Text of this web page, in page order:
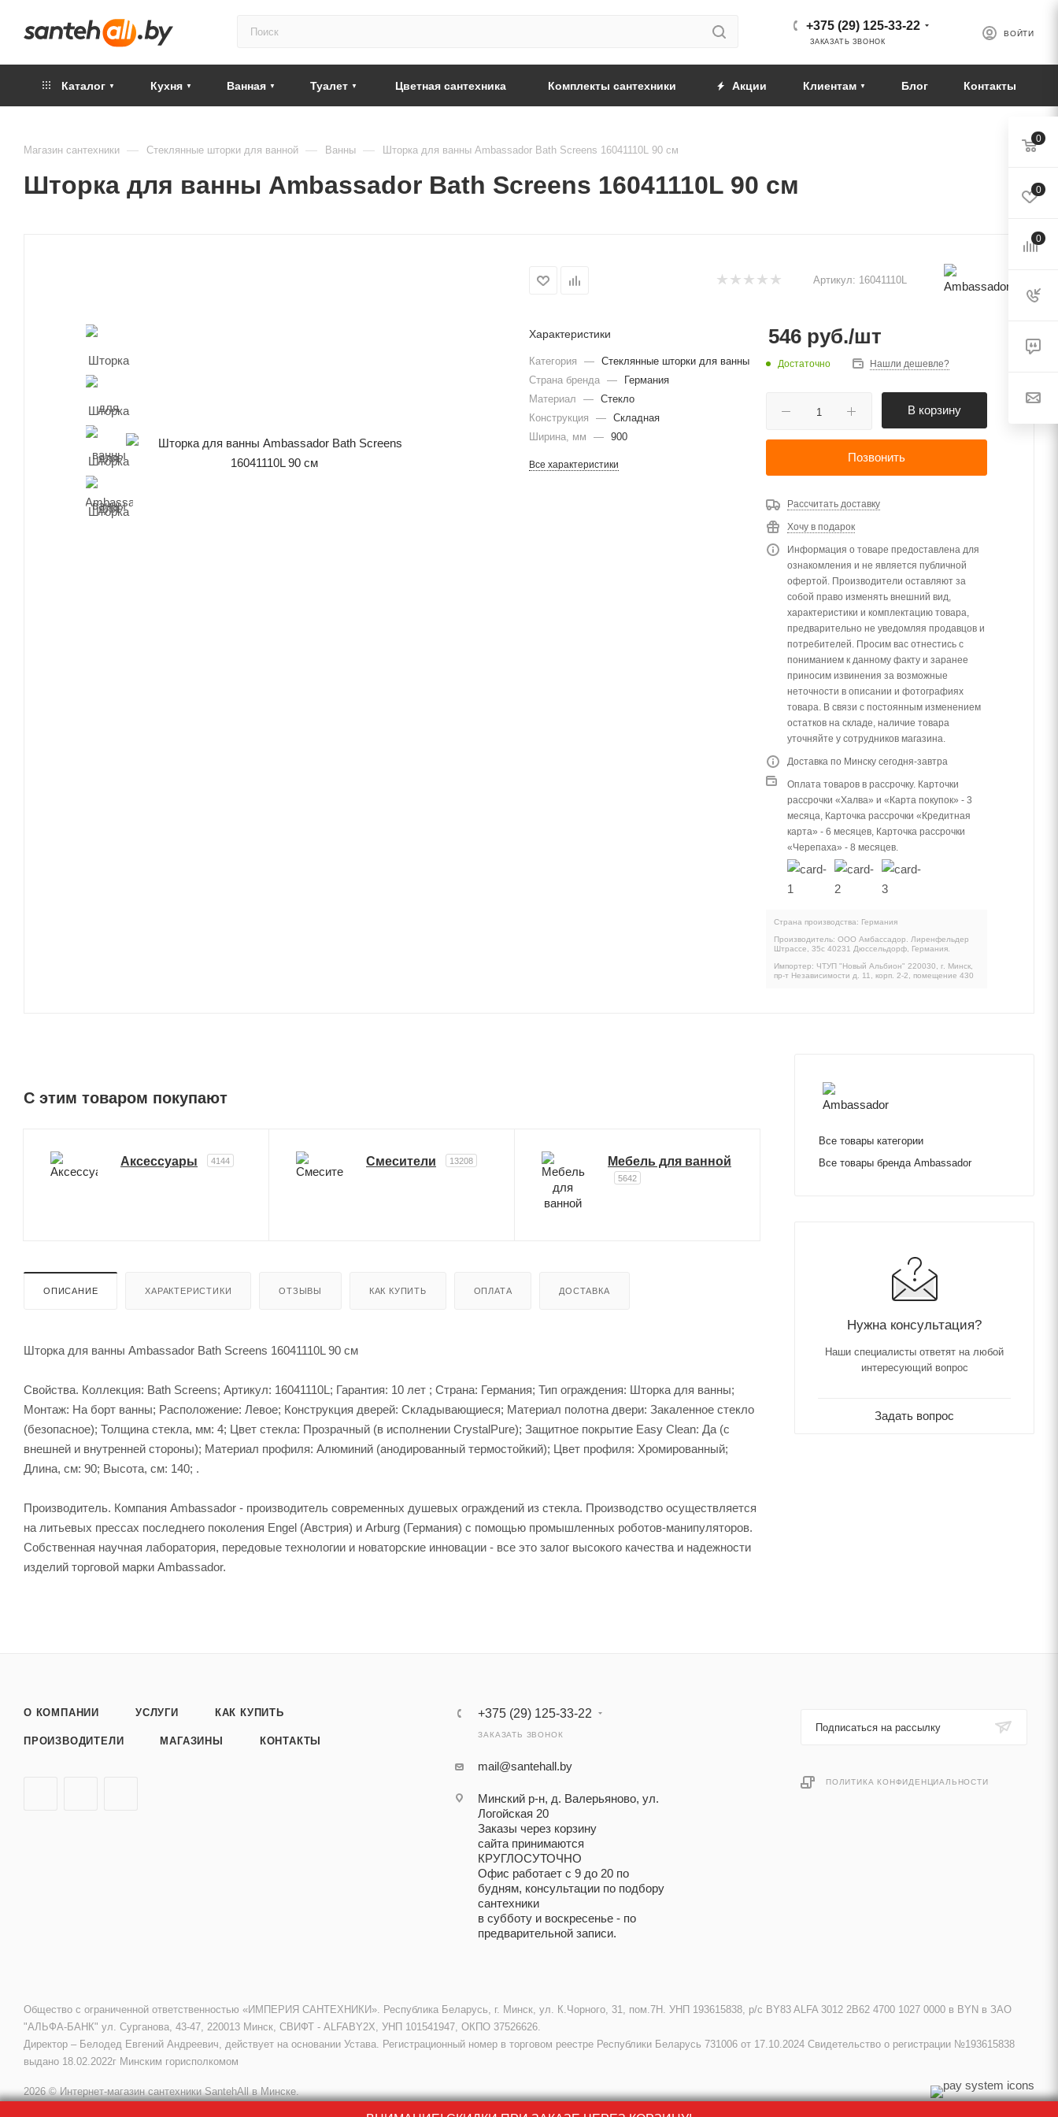
ВОЙТИ
+375 (29) 125-33-22
ЗАКАЗАТЬ ЗВОНОК
Каталог Кухня Ванная Туалет Цветная сантехника Комплекты сантехники Акции Клиентам Блог Контакты
Магазин сантехники — Стеклянные шторки для ванной — Ванны — Шторка для ванны Ambassador Bath Screens 16041110L 90 см
Шторка для ванны Ambassador Bath Screens 16041110L 90 см
Артикул: 16041110L
Характеристики
Категория — Стеклянные шторки для ванны
Страна бренда —
Германия
Материал
— Стекло
Конструкция
— Складная
Ширина, мм
— 900
Все характеристики
546 руб./шт
Достаточно Нашли дешевле?
В корзину
Позвонить
Рассчитать доставку
Хочу в подарок
Информация о товаре предоставлена для
ознакомления и не является публичной
офертой. Производители оставляют за
собой право изменять внешний вид,
характеристики и комплектацию товара,
предварительно не уведомляя продавцов и
потребителей. Просим вас отнестись с
пониманием к данному факту и заранее
приносим извинения за возможные
неточности в описании и фотографиях
товара. В связи с постоянным изменением
остатков на складе, наличие товара
уточняйте у сотрудников магазина.
Доставка по Минску сегодня-завтра
Оплата товаров в рассрочку. Карточки
рассрочки «Халва» и «Карта покупок» - 3
месяца, Карточка рассрочки «Кредитная
карта» - 6 месяцев, Карточка рассрочки
«Черепаха» - 8 месяцев.
Страна производства: Германия
Производитель: ООО Амбассадор. Лиренфельдер
Штрассе, 35c 40231 Дюссельдорф, Германия.
Импортер: ЧТУП "Новый Альбион" 220030, г. Минск,
пр-т Независимости д. 11, корп. 2-2, помещение 430
C этим товаром покупают
Аксессуары 4144 Смесители 13208 Мебель для ванной
5642
ОПИСАНИЕ ХАРАКТЕРИСТИКИ ОТЗЫВЫ КАК КУПИТЬ ОПЛАТА ДОСТАВКА
Шторка для ванны Ambassador Bath Screens 16041110L 90 см
Свойства. Коллекция: Bath Screens; Артикул: 16041110L; Гарантия: 10 лет ; Страна: Германия; Тип ограждения: Шторка для ванны;
Монтаж: На борт ванны; Расположение: Левое; Конструкция дверей: Cкладывающиеся; Материал полотна двери: Закаленное стекло
(безопасное); Толщина стекла, мм: 4; Цвет стекла: Прозрачный (в исполнении CrystalPure); Защитное покрытие Easy Clean: Да (с
внешней и внутренней стороны); Материал профиля: Алюминий (анодированный термостойкий); Цвет профиля: Хромированный;
Длина, см: 90; Высота, см: 140; .
Производитель. Компания Ambassador - производитель современных душевых ограждений из стекла. Производство осуществляется
на литьевых прессах последнего поколения Engel (Австрия) и Arburg (Германия) с помощью промышленных роботов-манипуляторов.
Собственная научная лаборатория, передовые технологии и новаторские инновации - все это залог высокого качества и надежности
изделий торговой марки Ambassador.
Все товары категории
Все товары бренда Ambassador
Нужна консультация?
Наши специалисты ответят на любой
интересующий вопрос
Задать вопрос
О КОМПАНИИ УСЛУГИ КАК КУПИТЬ
ПРОИЗВОДИТЕЛИ МАГАЗИНЫ КОНТАКТЫ
+375 (29) 125-33-22
ЗАКАЗАТЬ ЗВОНОК
mail@santehall.by
Минский р-н, д. Валерьяново, ул.
Логойская 20
Заказы через корзину
сайта принимаются
КРУГЛОСУТОЧНО
Офис работает с 9 до 20 по
будням, консультации по подбору
сантехники
в субботу и воскресенье - по
предварительной записи.
Подписаться на рассылку
ПОЛИТИКА КОНФИДЕНЦИАЛЬНОСТИ
Общество с ограниченной ответственностью «ИМПЕРИЯ САНТЕХНИКИ». Республика Беларусь, г. Минск, ул. К.Чорного, 31, пом.7Н. УНП 193615838, р/с BY83 ALFA 3012 2B62 4700 1027 0000 в BYN в ЗАО
"АЛЬФА-БАНК" ул. Сурганова, 43-47, 220013 Минск, СВИФТ - ALFABY2X, УНП 101541947, ОКПО 37526626.
Директор – Белодед Евгений Андреевич, действует на основании Устава. Регистрационный номер в торговом реестре Республики Беларусь 731006 от 17.10.2024 Свидетельство о регистрации №193615838
выдано 18.02.2022г Минским горисполкомом
2026 © Интернет-магазин сантехники SantehAll в Минске.
0
0
0